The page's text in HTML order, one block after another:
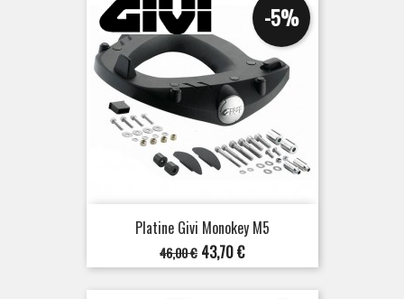
Platine Givi Monokey M5
Prix
de
base
46,00 €
-5%
Prix
43,70 €